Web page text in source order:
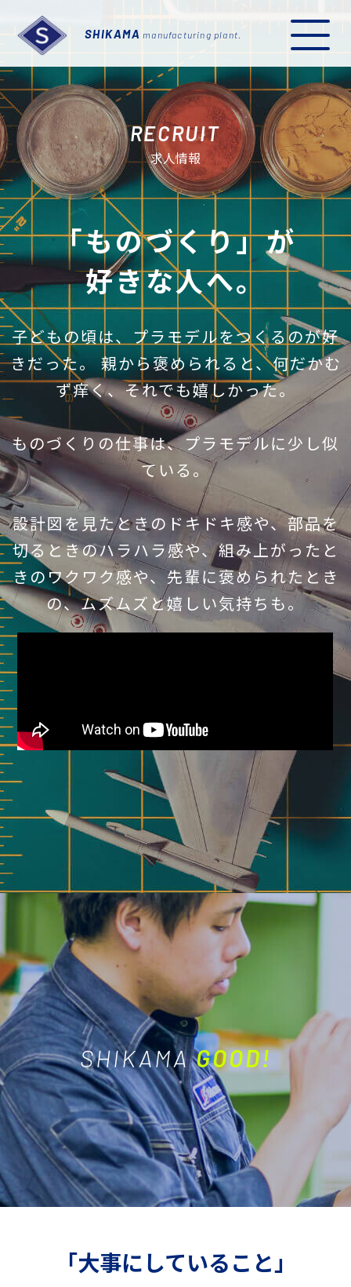
SHIKAMA manufacturing plant.
RECRUIT
求人情報
「ものづくり」が
好きな人へ。
子どもの頃は、プラモデルをつくるのが好
きだった。
親から褒められると、何だかむ
ず痒く、それでも嬉しかった。
ものづくりの仕事は、プラモデルに少し似
ている。
設計図を見たときのドキドキ感や、部品を
切るときのハラハラ感や、組み上がったと
きのワクワク感や、先輩に褒められたとき
の、ムズムズと嬉しい気持ちも。
SHIKAMAGOOD!
「大事にしていること」